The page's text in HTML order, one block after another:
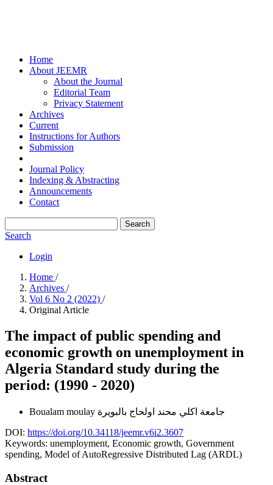
Home
About JEEMR
About the Journal
Editorial Team
Privacy Statement
Archives
Current
Instructions for Authors
Submission
Journal Policy
Indexing & Abstracting
Announcements
Contact
Search
Search
Login
Home /
Archives /
Vol 6 No 2 (2022) /
Original Article
The impact of public spending and
economic growth on unemployment in
Algeria Standard study during the
period: (1990 - 2020)
Boualam moulay جامعة اكلي محند اولحاج بالبويرة
DOI: https://doi.org/10.34118/jeemr.v6i2.3607
Keywords: unemployment, Economic growth, Government
spending, Model of AutoRegressive Distributed Lag (ARDL)
Abstract